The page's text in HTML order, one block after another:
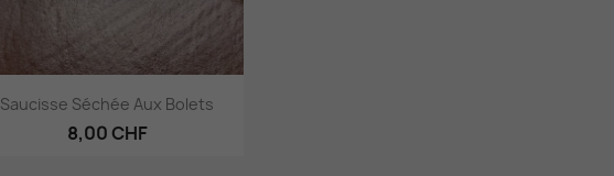
Aperçu rapide
Saucisse Séchée Aux Bolets
8,00 CHF